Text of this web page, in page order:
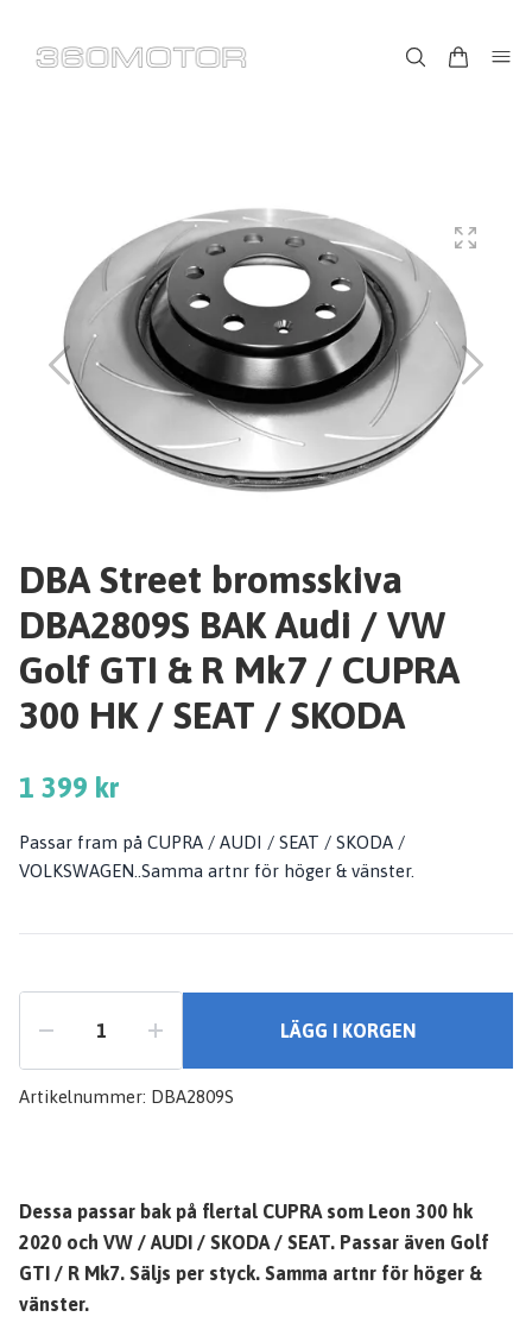
DBA Street bromsskiva
DBA2809S BAK Audi / VW
Golf GTI & R Mk7 / CUPRA
300 HK / SEAT / SKODA
1 399 kr
Passar fram på CUPRA / AUDI / SEAT / SKODA /
VOLKSWAGEN..Samma artnr för höger & vänster.
LÄGG I KORGEN
Artikelnummer: DBA2809S
Dessa passar bak på flertal CUPRA som Leon 300 hk
2020 och VW / AUDI / SKODA / SEAT. Passar även Golf
GTI / R Mk7. Säljs per styck. Samma artnr för höger &
vänster.